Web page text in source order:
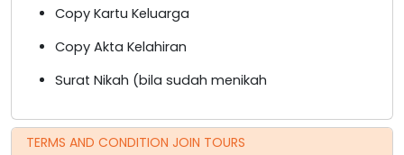
Copy Kartu Keluarga
Copy Akta Kelahiran
Surat Nikah (bila sudah menikah
TERMS AND CONDITION JOIN TOURS